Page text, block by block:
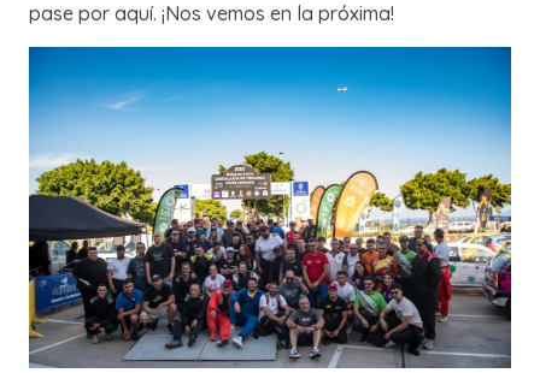
pase por aquí. ¡Nos vemos en la próxima!